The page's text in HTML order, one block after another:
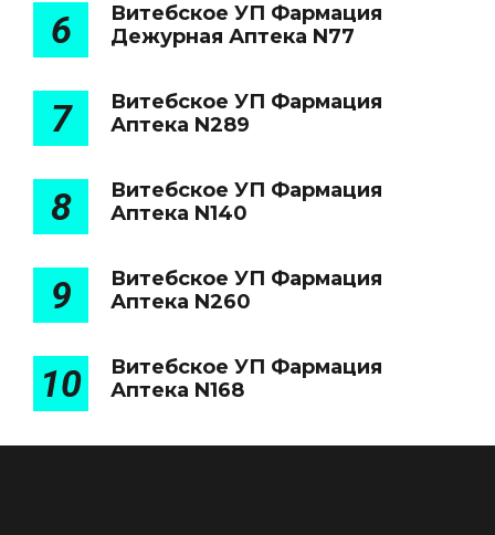
6
Витебское УП Фармация
Дежурная Аптека N77
7
Витебское УП Фармация
Аптека N289
8
Витебское УП Фармация
Аптека N140
9
Витебское УП Фармация
Аптека N260
10
Витебское УП Фармация
Аптека N168